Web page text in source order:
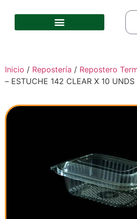
Inicio / Repostería / Repostero
– ESTUCHE 142 CLEAR X 10 UNDS